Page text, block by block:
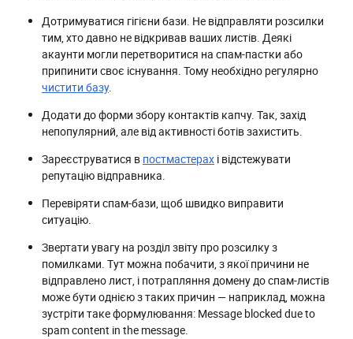
Дотримуватися гігієни бази. Не відправляти розсилки
тим, хто давно не відкривав ваших листів. Деякі
акаунти могли перетворитися на спам-пастки або
припинити своє існування. Тому необхідно регулярно
чистити базу.
Додати до форми збору контактів капчу. Так, захід
непопулярний, але від активності ботів захистить.
Зареєструватися в постмастерах і відстежувати
репутацію відправника.
Перевіряти спам-бази, щоб швидко виправити
ситуацію.
Звертати увагу на розділ звіту про розсилку з
помилками. Тут можна побачити, з якої причини не
відправлено лист, і потрапляння домену до спам-листів
може бути однією з таких причин — наприклад, можна
зустріти таке формулювання: Message blocked due to
spam content in the message.